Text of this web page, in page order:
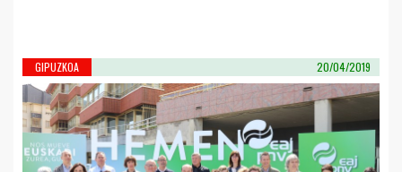
GIPUZKOA 20/04/2019